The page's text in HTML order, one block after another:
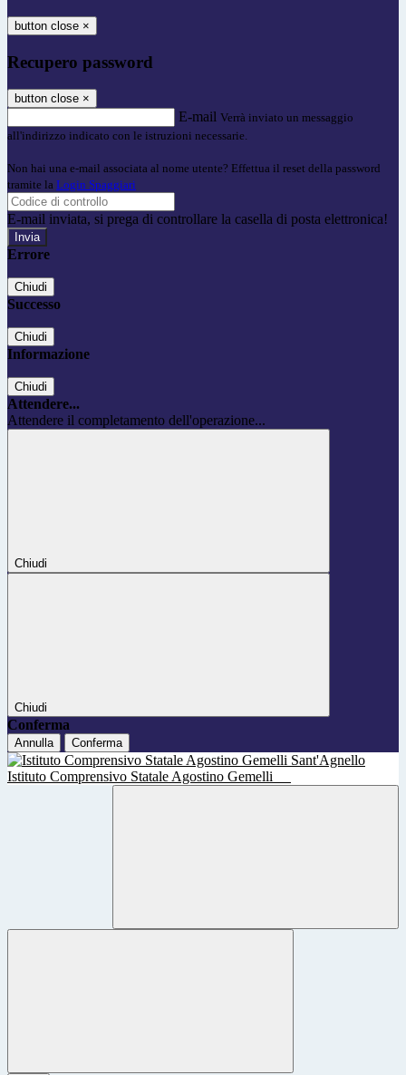
button close ×
Recupero password
button close ×
E-mail Verrà inviato un messaggio
all'indirizzo indicato con le istruzioni necessarie.
Non hai una e-mail associata al nome utente? Effettua il reset della password
tramite la Login Spaggiari
E-mail inviata, si prega di controllare la casella di posta elettronica!
Errore
Chiudi
Successo
Chiudi
Informazione
Chiudi
Attendere...
Attendere il completamento dell'operazione...
Chiudi
Chiudi
Conferma
Annulla Conferma
Istituto Comprensivo Statale Agostino Gemelli